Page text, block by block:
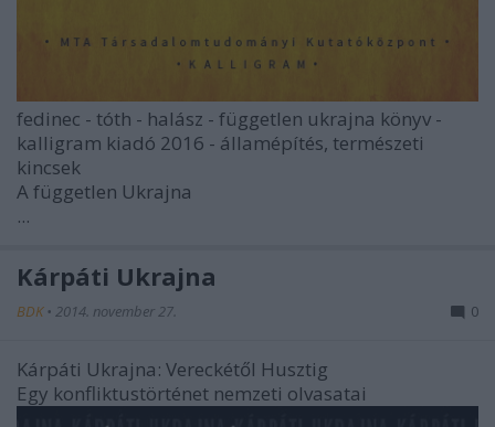
fedinec - tóth - halász - független ukrajna könyv -
kalligram kiadó 2016 - államépítés, természeti
kincsek
A független Ukrajna
...
Kárpáti Ukrajna
BDK • 2014. november 27. 0
Kárpáti Ukrajna: Vereckétől Husztig
Egy konfliktustörténet nemzeti olvasatai